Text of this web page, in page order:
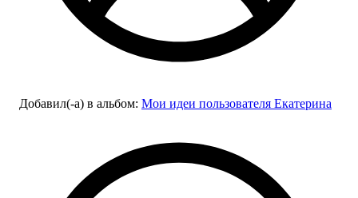
Добавил(-а) в альбом: Мои идеи пользователя Екатерина